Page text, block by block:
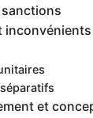
et